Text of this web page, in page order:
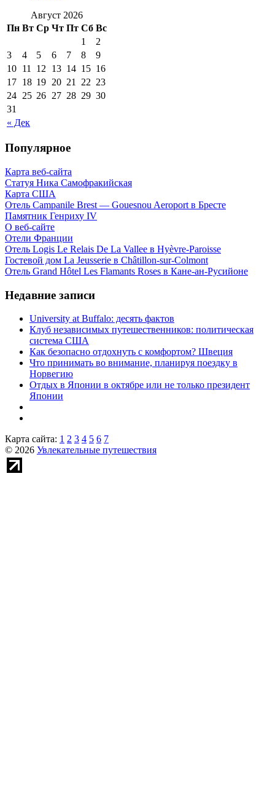
Август 2026
Пн Вт Ср Чт Пт Сб Вс
« Дек
1
2
3
4 5 6 7 8
9
10 11 12 13 14 15 16
17 18 19 20 21 22 23
24 25 26 27 28 29 30
31
Популярное
Карта веб-сайта
Статуя Ника Самофракийская
Карта США
Отель Campanile Brest — Gouesnou Aeroport в Бресте
Памятник Генриху IV
О веб-сайте
Отели Франции
Отель Logis Le Relais De La Vallee в Hyèvre-Paroisse
Гостевой дом La Jeusserie в Châtillon-sur-Colmont
Отель Grand Hôtel Les Flamants Roses в Кане-ан-Русийоне
Недавние записи
University at Buffalo: десять фактов
Клуб независимых путешественников: политическая
система США
Как безопасно отдохнуть с комфортом? Швеция
Что принимать во внимание, планируя поездку в
Норвегию
Отдых в Японии в октябре или не только президент
Японии
Карта сайта: 1 2 3 4 5 6 7
© 2026 Увлекательные путешествия